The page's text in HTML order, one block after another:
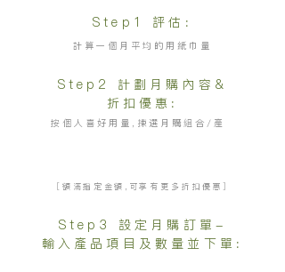
Step1 評估:
計算一個月平均的用紙巾量
Step2 計劃月購內容&
折扣優惠:
按個人喜好用量,揀選月購組合/產
[額滿指定金額,可享有更多折扣優惠]
Step3 設定月購訂單-
輸入產品項目及數量並下單: